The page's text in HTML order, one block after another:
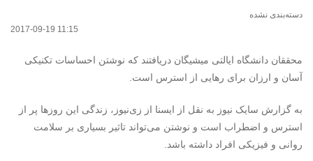
دسته‌بندی نشده
2017-09-19 11:15
محققان دانشگاه ایالتی میشیگان دریافتند که نوشتن احساسات تکنیکی
آسان و ارزان برای رهایی از استرس است.
به گزارش سایک نیوز به نقل از ایسنا از زی‌نیوز، زندگی این روزها پر از
استرس و اضطراب است و نوشتن می‌تواند تاثیر بسیاری بر سلامت
روانی و فیزیکی افراد داشته باشد.